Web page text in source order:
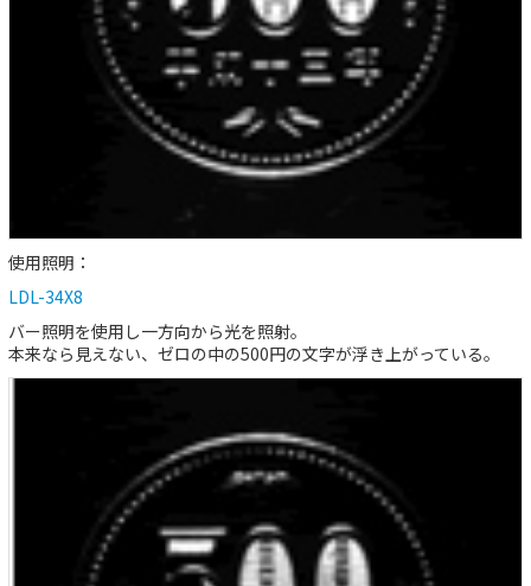
使用照明：
LDL-34X8
バー照明を使用し一方向から光を照射。
本来なら見えない、ゼロの中の500円の文字が浮き上がっている。